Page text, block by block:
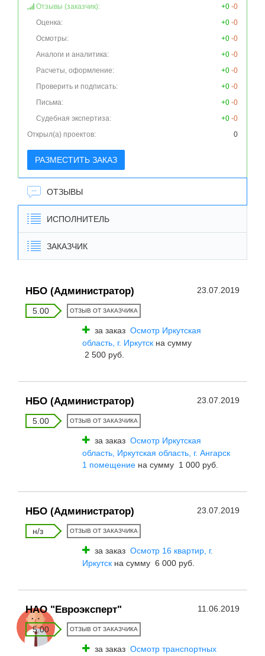
Отзывы (заказчик): +0 -0
Оценка:
+0 -0
Осмотры:
+0 -0
Аналоги и аналитика:
+0 -0
Расчеты, оформление:
+0 -0
Проверить и подписать:
+0 -0
Письма:
+0 -0
Судебная экспертиза:
+0 -0
Открыл(а) проектов:
0
РАЗМЕСТИТЬ ЗАКАЗ
ОТЗЫВЫ
ИСПОЛНИТЕЛЬ
ЗАКАЗЧИК
НБО (Администратор) 23.07.2019
5.00 ОТЗЫВ ОТ ЗАКАЗЧИКА
за заказ Осмотр Иркутская
область, г. Иркутск на сумму
2 500 руб.
НБО (Администратор) 23.07.2019
5.00 ОТЗЫВ ОТ ЗАКАЗЧИКА
за заказ Осмотр Иркутская
область, Иркутская область, г. Ангарск
1 помещение на сумму 1 000 руб.
НБО (Администратор) 23.07.2019
н/з ОТЗЫВ ОТ ЗАКАЗЧИКА
за заказ Осмотр 16 квартир, г.
Иркутск на сумму 6 000 руб.
НАО "Евроэксперт" 11.06.2019
5.00 ОТЗЫВ ОТ ЗАКАЗЧИКА
за заказ Осмотр транспортных